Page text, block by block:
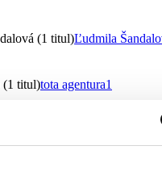
(1 titul)Ľudmila
(1 titul)tota agentura1
titul)